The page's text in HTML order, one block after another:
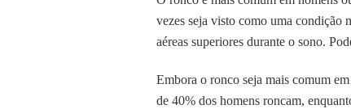
vezes seja visto como uma condição
aéreas superiores durante o sono.
Embora o ronco seja mais comum
de 40% dos homens roncam,